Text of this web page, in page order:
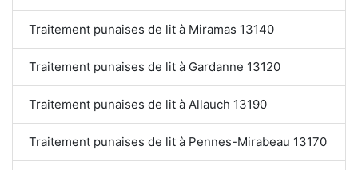
Traitement punaises de lit à Miramas 13140
Traitement punaises de lit à Gardanne 13120
Traitement punaises de lit à Allauch 13190
Traitement punaises de lit à Pennes-Mirabeau 13170